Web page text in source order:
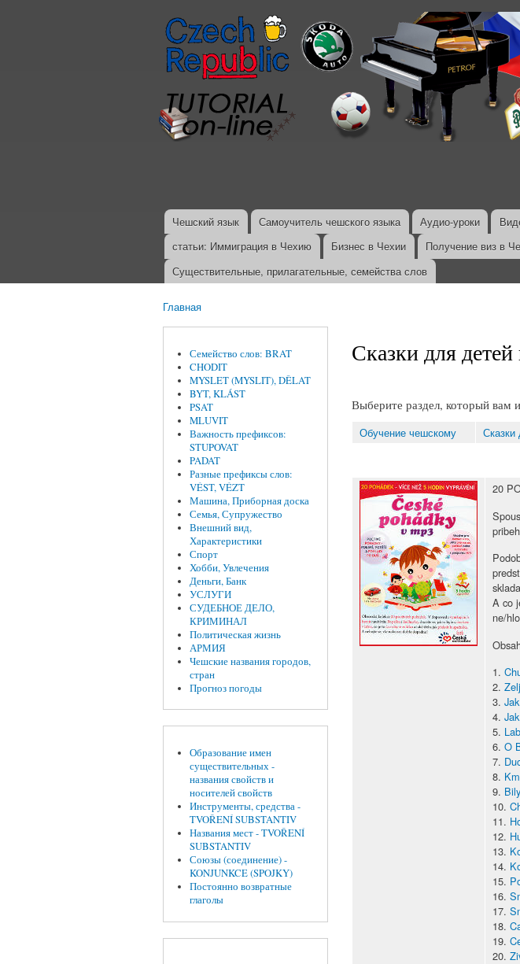
Перейти
Главное меню
Чешский язык Самоучитель чешского языка Аудио-уроки
статьи: Иммиграция в Чехию
Бизнес в Чехии Получение виз в
Существительные, прилагательные, семейства слов
Главная
Семейство слов: BRAT
CHODIT
MYSLET (MYSLIT), DĚLAT
BYT, KLÁST
PSAT
MLUVIT
Важность префиксов:
STUPOVAT
PADAT
Разные префиксы слов:
VÉST, VÉZT
Машина, Приборная доска
Семья, Супружество
Внешний вид,
Характеристики
Спорт
Хобби, Увлечения
Деньги, Банк
УСЛУГИ
СУДЕБНОЕ ДЕЛО,
КРИМИНАЛ
Политическая жизнь
АРМИЯ
Чешские названия городов,
стран
Прогноз погоды
Образование имен
существительных -
названия свойств и
носителей свойств
Инструменты, средства -
TVOŘENÍ SUBSTANTIV
Названия мест - TVOŘENÍ
SUBSTANTIV
Союзы (соединение) -
KONJUNKCE (SPOJKY)
Постоянно возвратные
глаголы
Сказки для
Выберите раздел, который вам
Обучение чешскому
20
A co
ne/
1.
2.
3.
4.
5.
6. O
7.
8.
9.
10.
11.
12.
13.
14.
15.
16.
17.
18.
19.
20.